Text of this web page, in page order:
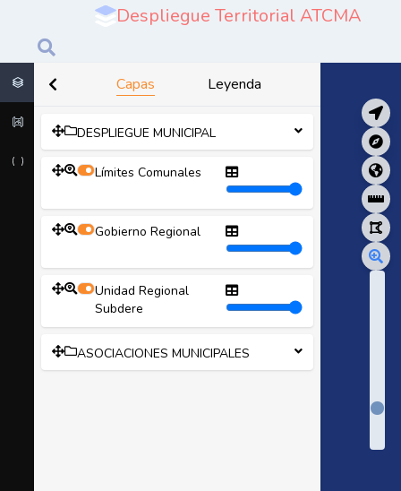
Despliegue Territorial ATCMA
Capas Leyenda
DESPLIEGUE MUNICIPAL
Límites Comunales
Gobierno Regional
Unidad Regional
Subdere
ASOCIACIONES MUNICIPALES